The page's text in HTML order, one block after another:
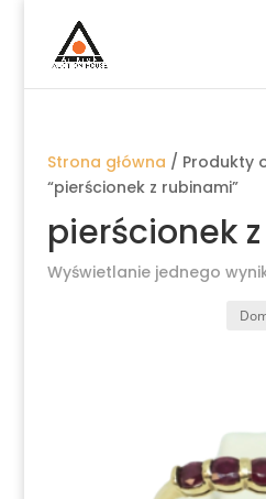
Strona główna / Produkty
“pierścionek z rubinami”
pierścionek
Wyświetlanie jednego